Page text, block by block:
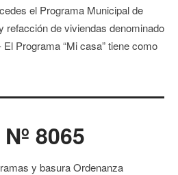
el Programa Municipal de
refacción de viviendas denominado
El Programa “Mi casa” tiene como
8065
y basura Ordenanza